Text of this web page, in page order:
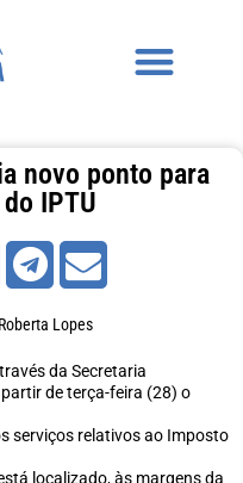
novo ponto para
IPTU
Roberta Lopes
da Secretaria
de terça-feira (28) o
serviços relativos ao Imposto
localizado, às margens da